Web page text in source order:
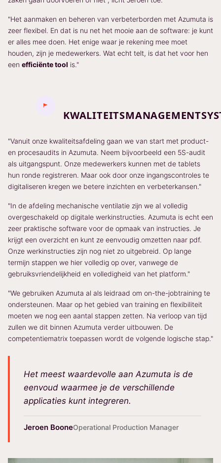
"Het aanmaken en beheren van verbeterborden met Azumuta is
zeer flexibel. En dat is nu net het mooie aan de software: je kunt
er alles mee doen. Het enige waar je rekening mee moet
houden, zijn je medewerkers. Wat echt telt, is dat het voor hen
een efficiënte tool is."
"Vanuit onze kwaliteitsafdeling gaan we van start met product-
en procesaudits in Azumuta. Neem bijvoorbeeld een 5S-audit
als uitgangspunt. Onze medewerkers kunnen met de tablets
hun ronde registreren. Maar ook door onze ingangscontroles te
digitaliseren kregen we betere inzichten en verbeterkansen."
"In de afdeling mechanische ventilatie zijn we al volledig
overgeschakeld op digitale werkinstructies. Azumuta is echt een
zeer praktische software voor de opmaak van instructies. Je
krijgt een overzicht en kunt ze eenvoudig omzetten naar pdf.
Onze werkinstructies zijn nog niet zo uitgebreid. Op lange
termijn stappen we hier volledig op over, vanwege de
gebruiksvriendelijkheid en volledigheid van het platform."
"We gebruiken Azumuta al als leidraad om on-the-jobtraining te
ondersteunen. Maar op het gebied van training en flexibiliteit
moeten we nog een aantal stappen zetten. Na verloop van tijd
zullen we dit binnen Azumuta verder uitbouwen. De
competentiematrix toepassen wordt de volgende logische stap."
Het meest waardevolle aan Azumuta is de
eenvoud waarmee je de verschillende
applicaties kunt integreren.
Jeroen BooneOperational Production Manager